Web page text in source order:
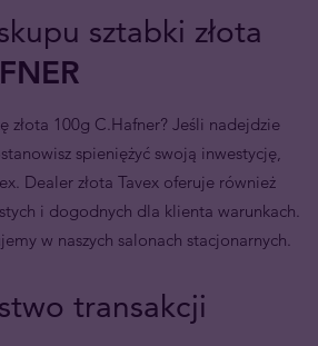
sztabki złota
złota 100g C.Hafner? Jeśli nadejdzie
spieniężyć swoją inwestycję,
Dealer złota Tavex oferuje również
i dogodnych dla klienta warunkach.
w naszych salonach stacjonarnych.
transakcji